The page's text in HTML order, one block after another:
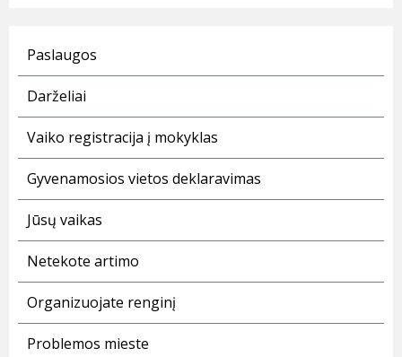
Paslaugos
Darželiai
Vaiko registracija į mokyklas
Gyvenamosios vietos deklaravimas
Jūsų vaikas
Netekote artimo
Organizuojate renginį
Problemos mieste